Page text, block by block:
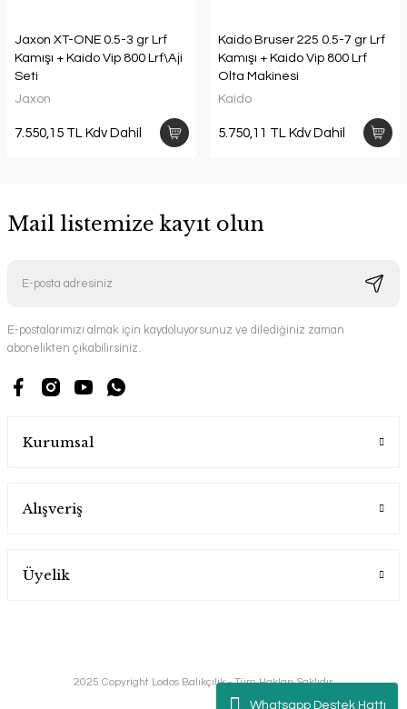
Whatsapp Destek Hattı
Jaxon XT-ONE 0.5-3 gr Lrf
Kamışı + Kaido Vip 800 Lrf\Aji
Seti
Jaxon
7.550,15 TL Kdv Dahil
Kaido Bruser 225 0.5-7 gr Lrf
Kamışı + Kaido Vip 800 Lrf
Olta Makinesi
Kaido
5.750,11 TL Kdv Dahil
Mail listemize kayıt olun
E-postalarımızı almak için kaydoluyorsunuz ve dilediğiniz zaman
abonelikten çıkabilirsiniz.
Kurumsal
Alışveriş
Üyelik
2025 Copyright Lodos Balıkçılık - Tüm Hakları Saklıdır.